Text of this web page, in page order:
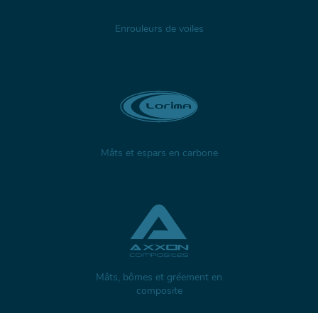
Enrouleurs de voiles
Mâts et espars en carbone
Mâts, bômes et gréement en
composite